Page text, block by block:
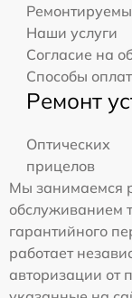
Наши услуги
Согласие на
Способы
Ремонт
Оптических
прицелов
Мы занимаемся
обслуживанием
гарантийного
работает
авторизации от